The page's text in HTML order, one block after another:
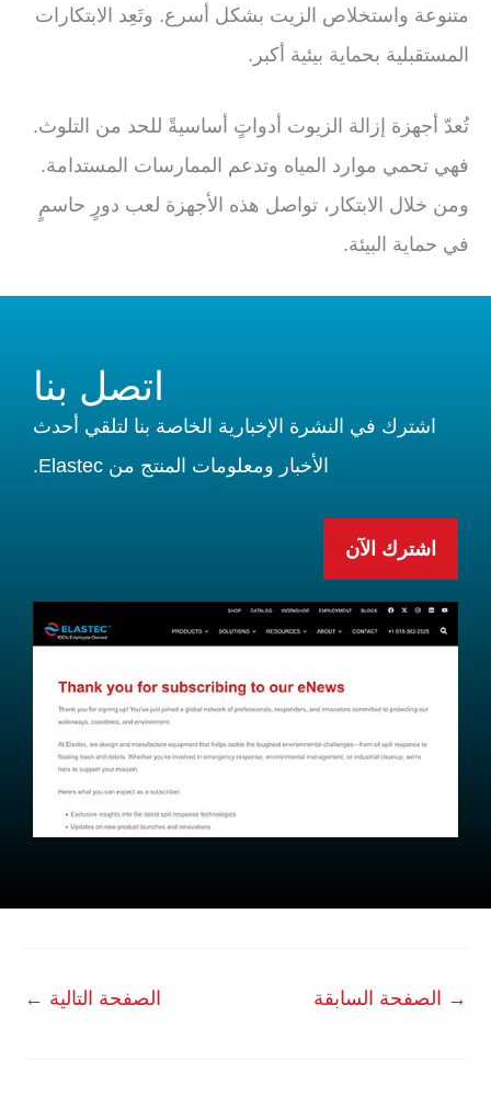
متنوعة واستخلاص الزيت بشكل أسرع. وتَعِد الابتكارات
المستقبلية بحماية بيئية أكبر.
تُعدّ أجهزة إزالة الزيوت أدواتٍ أساسيةً للحد من التلوث.
فهي تحمي موارد المياه وتدعم الممارسات المستدامة.
ومن خلال الابتكار، تواصل هذه الأجهزة لعب دورٍ حاسمٍ
في حماية البيئة.
اتصل بنا
اشترك في النشرة الإخبارية الخاصة بنا لتلقي أحدث
الأخبار ومعلومات المنتج من Elastec.
اشترك الآن
→ الصفحة السابقة الصفحة التالية ←